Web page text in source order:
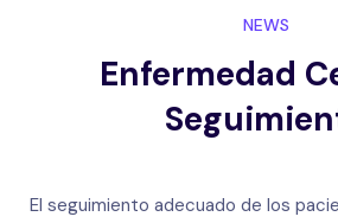
NEWS
Enfermedad
El seguimiento adecuado de los